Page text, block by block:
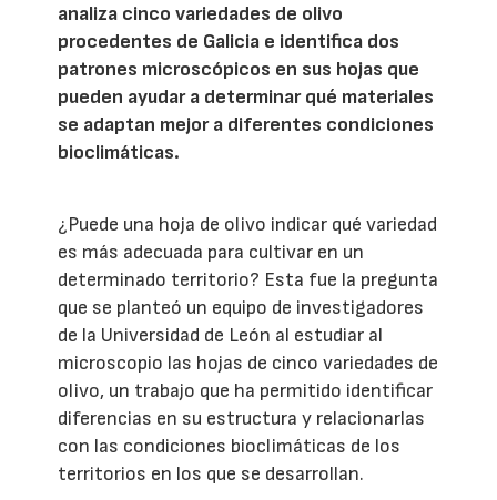
analiza cinco variedades de olivo
procedentes de Galicia e identifica dos
patrones microscópicos en sus hojas que
pueden ayudar a determinar qué materiales
se adaptan mejor a diferentes condiciones
bioclimáticas.
¿Puede una hoja de olivo indicar qué variedad
es más adecuada para cultivar en un
determinado territorio? Esta fue la pregunta
que se planteó un equipo de investigadores
de la Universidad de León al estudiar al
microscopio las hojas de cinco variedades de
olivo, un trabajo que ha permitido identificar
diferencias en su estructura y relacionarlas
con las condiciones bioclimáticas de los
territorios en los que se desarrollan.